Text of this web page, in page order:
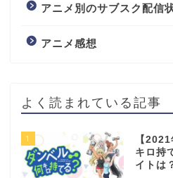
アニメ別のサブスク配信
アニメ感想
よく読まれている記事
1
【
キロ持
イトは